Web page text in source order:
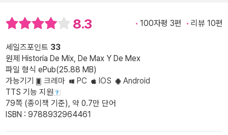
8.3 100자평 3편 리뷰 10편
세일즈포인트 33
원제 Historia De Mix, De Max Y De Mex
파일 형식 ePub(25.88 MB)
가능기기
크레마 PC IOS
Android
TTS 기능 지원
79쪽 (종이책 기준), 약 0.7만 단어
ISBN : 9788932964461